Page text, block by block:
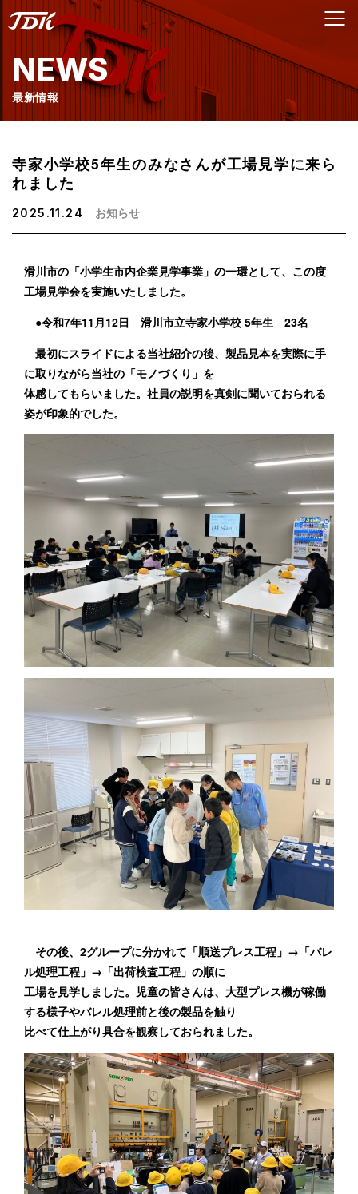
NEWS
最新情報
寺家小学校5年生のみなさんが工場見学に来ら
れました
2025.11.24 お知らせ
滑川市の「小学生市内企業見学事業」の一環として、この度
工場見学会を実施いたしました。
●令和7年11月12日 滑川市立寺家小学校 5年生 23名
最初にスライドによる当社紹介の後、製品見本を実際に手
に取りながら当社の「モノづくり」を
体感してもらいました。社員の説明を真剣に聞いておられる
姿が印象的でした。
その後、2グループに分かれて「順送プレス工程」→「バレ
ル処理工程」→「出荷検査工程」の順に
工場を見学しました。児童の皆さんは、大型プレス機が稼働
する様子やバレル処理前と後の製品を触り
比べて仕上がり具合を観察しておられました。